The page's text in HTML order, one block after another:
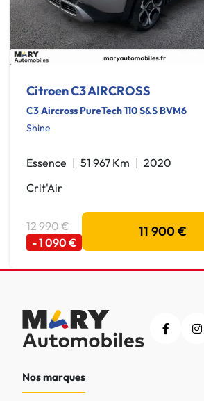
Citroen C3 AIRCROSS
C3 Aircross PureTech 110 S&S BVM6
Shine
Essence 51 967 Km
2020
Crit'Air
12 990 €
- 1 090 €
11 900 €
Nos marques